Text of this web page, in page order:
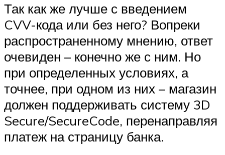
Так как же лучше с введением
CVV-кода или без него? Вопреки
распространенному мнению, ответ
очевиден – конечно же с ним. Но
при определенных условиях, а
точнее, при одном из них – магазин
должен поддерживать систему 3D
Secure/SecureCode, перенаправляя
платеж на страницу банка.